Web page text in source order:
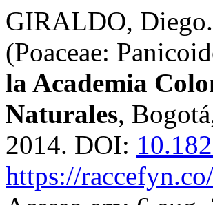
GIRALDO, Diego.
(Poaceae:
la Academia
Naturales,
2014. DOI:
https://